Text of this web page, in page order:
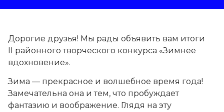
Дорогие друзья! Мы рады объявить вам итоги
II районного творческого конкурса «Зимнее
вдохновение».
Зима — прекрасное и волшебное время года!
Замечательна она и тем, что пробуждает
фантазию и воображение. Глядя на эту